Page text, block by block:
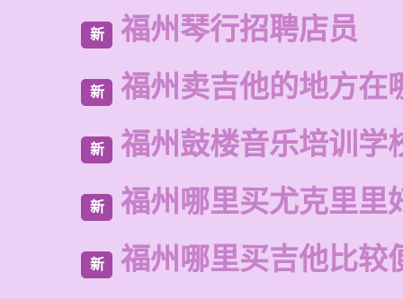
新 福州琴行招聘店员
新 福州卖吉他的地方在
新 福州鼓楼音乐培训学
新 福州哪里买尤克里里
新 福州哪里买吉他比较